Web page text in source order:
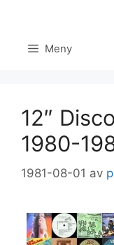
innehåll Meny
12″
1980-
1981-08-01 av